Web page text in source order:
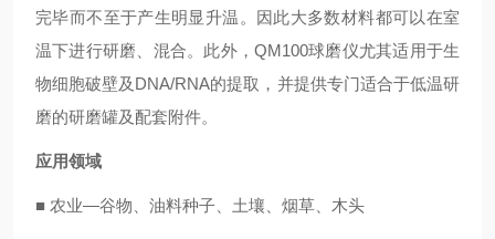
完毕而不至于产生明显升温。因此大多数材料都可以在室
温下进行研磨、混合。此外，QM100球磨仪尤其适用于生
物细胞破壁及DNA/RNA的提取，并提供专门适合于低温研
磨的研磨罐及配套附件。
应用领域
■ 农业—谷物、油料种子、土壤、烟草、木头